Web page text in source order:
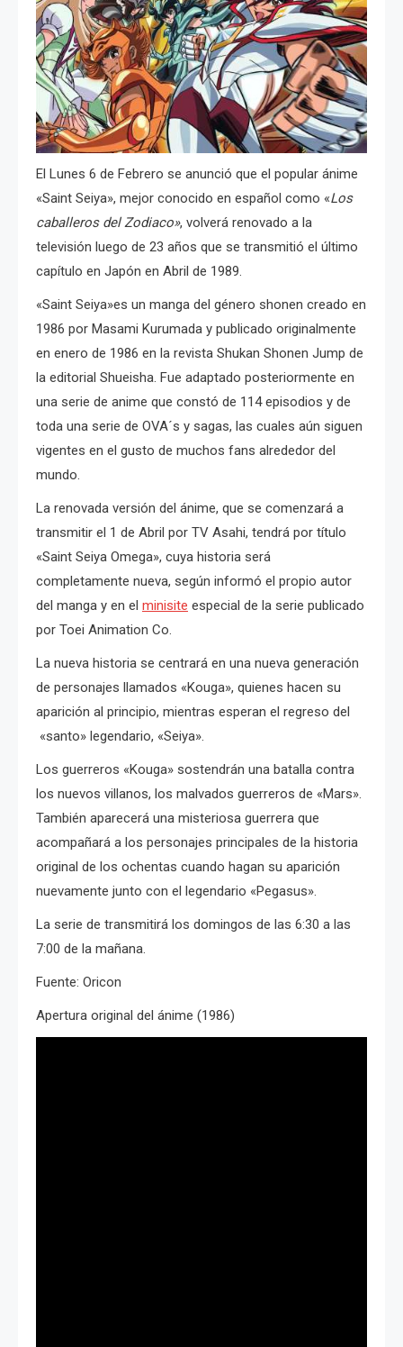
El Lunes 6 de Febrero se anunció que el popular ánime
«Saint Seiya», mejor conocido en español como «Los
caballeros del Zodiaco», volverá renovado a la
televisión luego de 23 años que se transmitió el último
capítulo en Japón en Abril de 1989.
«Saint Seiya»es un manga del género shonen creado en
1986 por Masami Kurumada y publicado originalmente
en enero de 1986 en la revista Shukan Shonen Jump de
la editorial Shueisha. Fue adaptado posteriormente en
una serie de anime que constó de 114 episodios y de
toda una serie de OVA´s y sagas, las cuales aún siguen
vigentes en el gusto de muchos fans alrededor del
mundo.
La renovada versión del ánime, que se comenzará a
transmitir el 1 de Abril por TV Asahi, tendrá por título
«Saint Seiya Omega», cuya historia será
completamente nueva, según informó el propio autor
del manga y en el minisite especial de la serie publicado
por Toei Animation Co.
La nueva historia se centrará en una nueva generación
de personajes llamados «Kouga», quienes hacen su
aparición al principio, mientras esperan el regreso del
«santo» legendario, «Seiya».
Los guerreros «Kouga» sostendrán una batalla contra
los nuevos villanos, los malvados guerreros de «Mars».
También aparecerá una misteriosa guerrera que
acompañará a los personajes principales de la historia
original de los ochentas cuando hagan su aparición
nuevamente junto con el legendario «Pegasus».
La serie de transmitirá los domingos de las 6:30 a las
7:00 de la mañana.
Fuente: Oricon
Apertura original del ánime (1986)